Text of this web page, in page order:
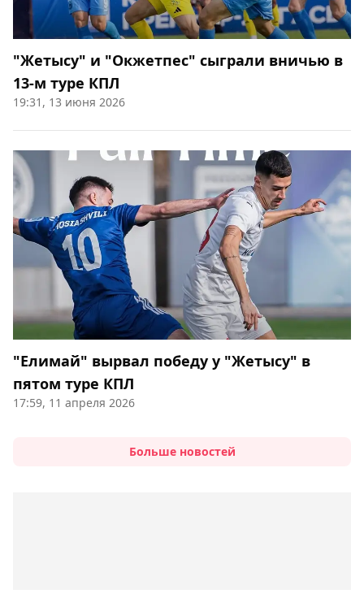
"Жетысу" и "Окжетпес" сыграли вничью в
13-м туре КПЛ
19:31, 13 июня 2026
"Елимай" вырвал победу у "Жетысу" в
пятом туре КПЛ
17:59, 11 апреля 2026
Больше новостей